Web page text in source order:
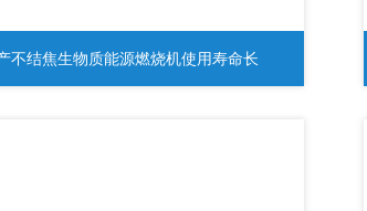
不结焦生物质能源燃烧机使用寿命长